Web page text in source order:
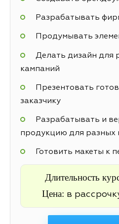
Разрабатывать
Продумывать
Делать дизайн для
кампаний
Презентовать
заказчику
Разрабатывать и
продукцию для разных
Готовить макеты к
Длительность
Цена: в